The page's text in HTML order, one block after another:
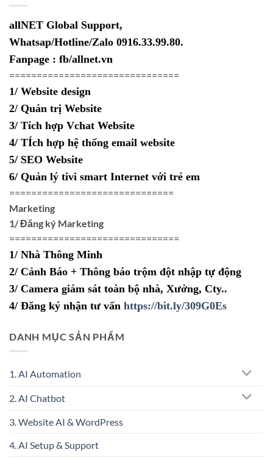
allNET Global Support,
Whatsap/Hotline/Zalo 0916.33.99.80.
Fanpage : fb/allnet.vn
===============================
1/ Website design
2/ Quản trị Website
3/ Tích hợp Vchat Website
4/ TÍch hợp hệ thống email website
5/ SEO Website
6/ Quản lý tivi smart Internet với trẻ em
==============================
Marketing
1/ Đăng ký Marketing
===============================
1/ Nhà Thông Minh
2/ Cảnh Báo + Thông báo trộm đột nhập tự động
3/ Camera giám sát toàn bộ nhà, Xưởng, Cty..
4/ Đăng ký nhận tư vấn https://bit.ly/309G0Es
DANH MỤC SẢN PHẨM
1. AI Automation
2. AI Chatbot
3. Website AI & WordPress
4. AI Setup & Support